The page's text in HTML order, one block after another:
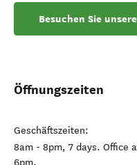
Besuchen Sie
Öffnungszeiten
Geschäftszeiten:
8am - 8pm, 7 days. Office
6pm.